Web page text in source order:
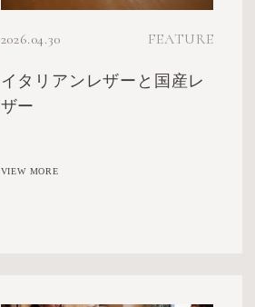
2026.04.30 FEATURE
イタリアンレザーと国産レ
ザー
VIEW MORE